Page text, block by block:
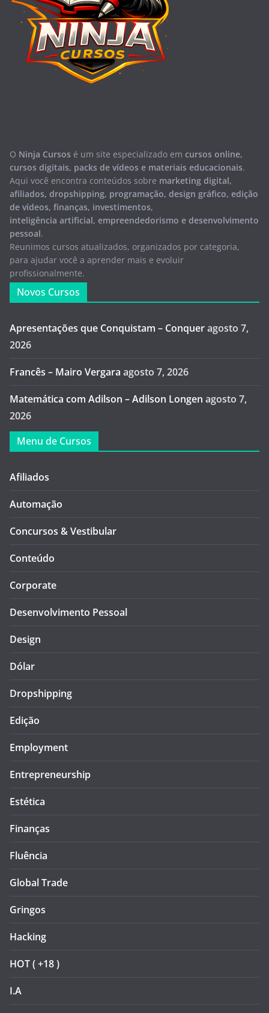
O Ninja Cursos é um site especializado em cursos online,
cursos digitais, packs de vídeos e materiais educacionais.
Aqui você encontra conteúdos sobre marketing digital,
afiliados, dropshipping, programação, design gráfico, edição
de vídeos, finanças, investimentos,
inteligência artificial, empreendedorismo e desenvolvimento
pessoal.
Reunimos cursos atualizados, organizados por categoria,
para ajudar você a aprender mais e evoluir
profissionalmente.
Novos Cursos
Apresentações que Conquistam – Conqueragosto 7,
2026
Francês – Mairo Vergara agosto 7, 2026
Matemática com Adilson – Adilson Longen agosto 7,
2026
Menu de Cursos
Afiliados
Automação
Concursos & Vestibular
Conteúdo
Corporate
Desenvolvimento Pessoal
Design
Dólar
Dropshipping
Edição
Employment
Entrepreneurship
Estética
Finanças
Fluência
Global Trade
Gringos
Hacking
HOT ( +18 )
I.A